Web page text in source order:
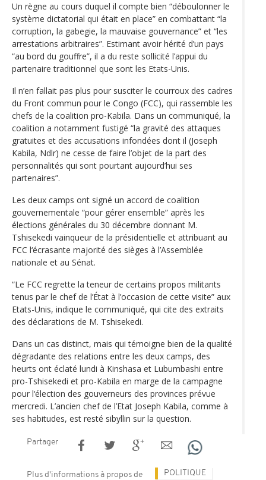
Un règne au cours duquel il compte bien “déboulonner le
système dictatorial qui était en place” en combattant “la
corruption, la gabegie, la mauvaise gouvernance” et “les
arrestations arbitraires”. Estimant avoir hérité d’un pays
“au bord du gouffre”, il a du reste sollicité l’appui du
partenaire traditionnel que sont les Etats-Unis.
Il n’en fallait pas plus pour susciter le courroux des cadres
du Front commun pour le Congo (FCC), qui rassemble les
chefs de la coalition pro-Kabila. Dans un communiqué, la
coalition a notamment fustigé “la gravité des attaques
gratuites et des accusations infondées dont il (Joseph
Kabila, Ndlr) ne cesse de faire l’objet de la part des
personnalités qui sont pourtant aujourd’hui ses
partenaires”.
Les deux camps ont signé un accord de coalition
gouvernementale “pour gérer ensemble” après les
élections générales du 30 décembre donnant M.
Tshisekedi vainqueur de la présidentielle et attribuant au
FCC l‘écrasante majorité des sièges à l’Assemblée
nationale et au Sénat.
“Le FCC regrette la teneur de certains propos militants
tenus par le chef de l’État à l’occasion de cette visite” aux
Etats-Unis, indique le communiqué, qui cite des extraits
des déclarations de M. Tshisekedi.
Dans un cas distinct, mais qui témoigne bien de la qualité
dégradante des relations entre les deux camps, des
heurts ont éclaté lundi à Kinshasa et Lubumbashi entre
pro-Tshisekedi et pro-Kabila en marge de la campagne
pour l‘élection des gouverneurs des provinces prévue
mercredi. L’ancien chef de l’Etat Joseph Kabila, comme à
ses habitudes, est resté sibyllin sur la question.
Partager
Plus d'informations à propos de POLITIQUE